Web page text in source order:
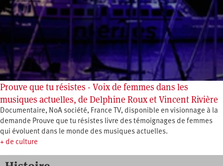
Prouve que tu résistes - Voix de femmes dans les
musiques actuelles, de Delphine Roux et Vincent Rivière
Documentaire, NoA société, France TV, disponible en visionnage à la
demande Prouve que tu résistes livre des témoignages de femmes
qui évoluent dans le monde des musiques actuelles.
+ de culture